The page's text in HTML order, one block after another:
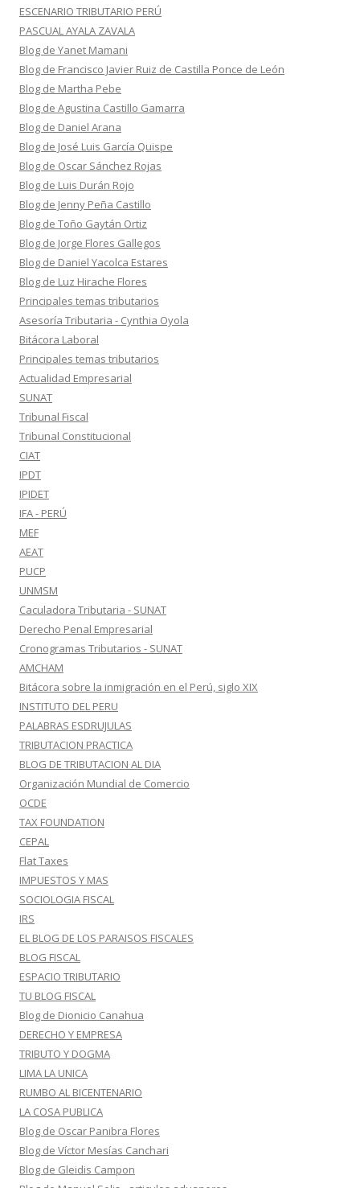
ESCENARIO TRIBUTARIO PERÚ
PASCUAL AYALA ZAVALA
Blog de Yanet Mamani
Blog de Francisco Javier Ruiz de Castilla Ponce de León
Blog de Martha Pebe
Blog de Agustina Castillo Gamarra
Blog de Daniel Arana
Blog de José Luis García Quispe
Blog de Oscar Sánchez Rojas
Blog de Luis Durán Rojo
Blog de Jenny Peña Castillo
Blog de Toño Gaytán Ortiz
Blog de Jorge Flores Gallegos
Blog de Daniel Yacolca Estares
Blog de Luz Hirache Flores
Principales temas tributarios
Asesoría Tributaria - Cynthia Oyola
Bitácora Laboral
Principales temas tributarios
Actualidad Empresarial
SUNAT
Tribunal Fiscal
Tribunal Constitucional
CIAT
IPDT
IPIDET
IFA - PERÚ
MEF
AEAT
PUCP
UNMSM
Caculadora Tributaria - SUNAT
Derecho Penal Empresarial
Cronogramas Tributarios - SUNAT
AMCHAM
Bitácora sobre la inmigración en el Perú, siglo XIX
INSTITUTO DEL PERU
PALABRAS ESDRUJULAS
TRIBUTACION PRACTICA
BLOG DE TRIBUTACION AL DIA
Organización Mundial de Comercio
OCDE
TAX FOUNDATION
CEPAL
Flat Taxes
IMPUESTOS Y MAS
SOCIOLOGIA FISCAL
IRS
EL BLOG DE LOS PARAISOS FISCALES
BLOG FISCAL
ESPACIO TRIBUTARIO
TU BLOG FISCAL
Blog de Dionicio Canahua
DERECHO Y EMPRESA
TRIBUTO Y DOGMA
LIMA LA UNICA
RUMBO AL BICENTENARIO
LA COSA PUBLICA
Blog de Oscar Panibra Flores
Blog de Víctor Mesías Canchari
Blog de Gleidis Campon